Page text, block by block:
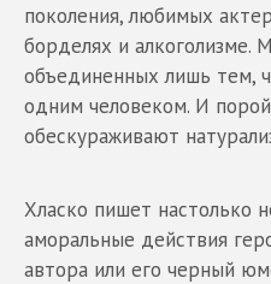
поколения, любимых
борделях и алкоголизме.
объединенных лишь тем,
одним человеком. И
обескураживают
Хласко пишет настолько
аморальные действия
автора или его черный